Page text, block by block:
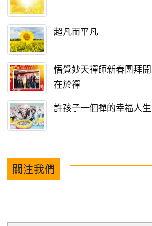
超凡而平凡
悟覺妙天禪師新春團拜
在於禪
許孩子一個禪的幸福人生
關注我們